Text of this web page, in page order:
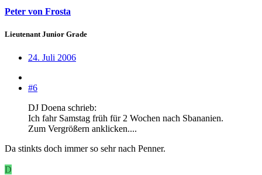
Peter von Frosta
Lieutenant Junior Grade
24. Juli 2006
#6
DJ Doena schrieb:
Ich fahr Samstag früh für 2 Wochen nach Sbananien.
Zum Vergrößern anklicken....
Da stinkts doch immer so sehr nach Penner.
D